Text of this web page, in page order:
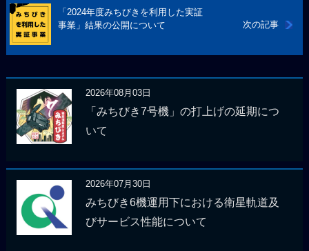
次の記事
「2024年度みちびきを利用した実証
事業」結果の公開について
2026年08月03日
「みちびき7号機」の打上げの延期につ
いて
2026年07月30日
みちびき6機運用下における衛星軌道及
びサービス性能について